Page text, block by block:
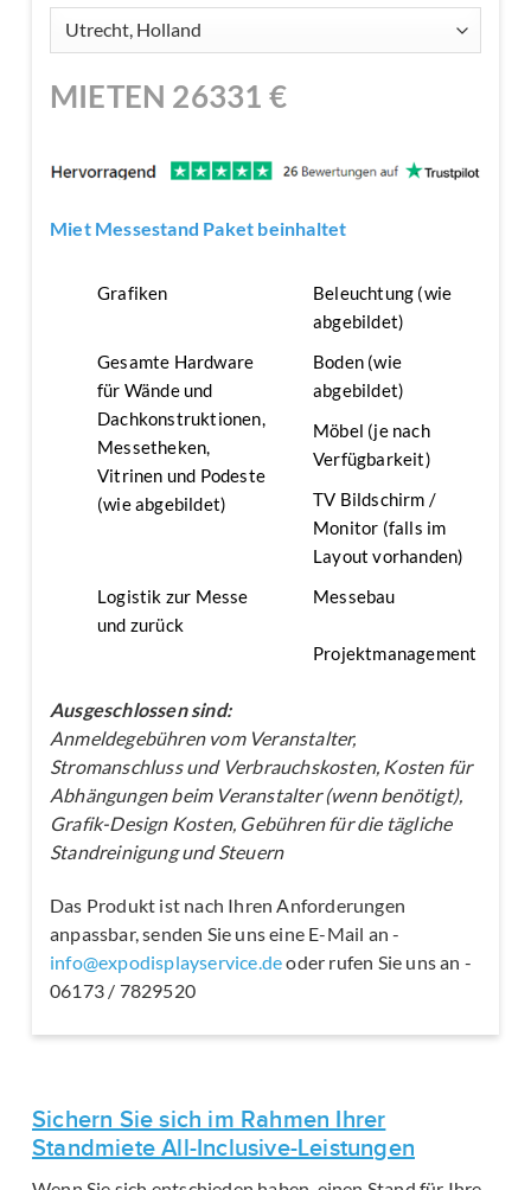
MIETEN 26331 €
Miet Messestand Paket beinhaltet
Grafiken
Beleuchtung (wie
abgebildet)
Gesamte Hardware
für Wände und
Dachkonstruktionen,
Messetheken,
Vitrinen und Podeste
(wie abgebildet)
Boden (wie
abgebildet)
Möbel (je nach
Verfügbarkeit)
TV Bildschirm /
Monitor (falls im
Layout vorhanden)
Logistik zur Messe
und zurück
Messebau
Projektmanagement
Ausgeschlossen sind:
Anmeldegebühren vom Veranstalter,
Stromanschluss und Verbrauchskosten, Kosten für
Abhängungen beim Veranstalter (wenn benötigt),
Grafik-Design Kosten, Gebühren für die tägliche
Standreinigung und Steuern
Das Produkt ist nach Ihren Anforderungen
anpassbar, senden Sie uns eine E-Mail an -
info@expodisplayservice.deoder rufen Sie uns an -
06173 / 7829520
Sichern Sie sich im Rahmen Ihrer
Standmiete All-Inclusive-Leistungen